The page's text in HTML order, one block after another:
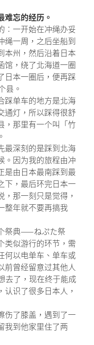
难忘的经历。
︰一开始在冲绳办妥
绳一周，之后坐船到
本州，然后沿着日本
馆，绕了北海道一圈
日本一圈后，便再踩
县。
踩单车的地方是北海
通灯，所以踩得很舒
，那里有一个叫「竹
最深刻的是踩到北海
。因为我的旅程由冲
是由日本最南踩到最
下，最后环完日本一
那一刻只是觉得，
整年就不要再搞我
祭典——ねぷた祭
类似游行的环节，需
何以电单车、单车或
前曾经留意过其他人
去了，现在终于能成
识了很多日本人，
伤了膝盖，遇到了一
我到他家里住了两